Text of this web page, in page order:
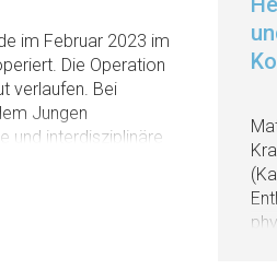
im Februar 2023 im
Die Operation
verlaufen. Bei
Jungen
und interdisziplinäre